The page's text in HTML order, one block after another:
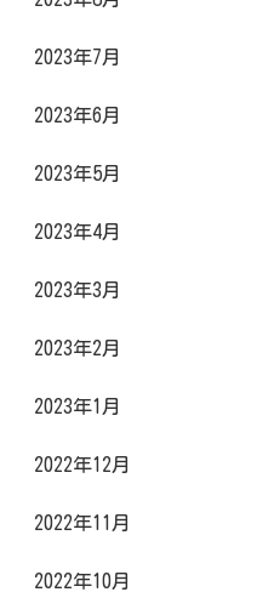
2023年7月
2023年6月
2023年5月
2023年4月
2023年3月
2023年2月
2023年1月
2022年12月
2022年11月
2022年10月